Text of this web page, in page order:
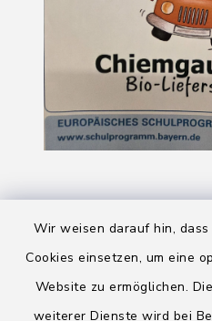
Wir weisen darauf hin,
Cookies einsetzen, um eine
Website zu ermöglichen.
weiterer Dienste wird bei